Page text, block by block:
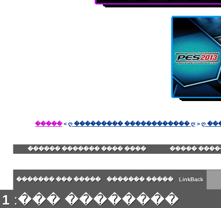
ღ ��������� ������������ ღ > ღ
>
�����
�������
���� ���� ������� ������
LinkBack
����� �������
����� ��� �������
�������� ���:
1